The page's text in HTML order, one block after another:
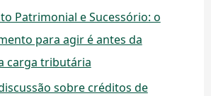
Patrimonial e Sucessório: o
para agir é antes da
carga tributária
sobre créditos de